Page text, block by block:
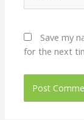
Save my
for the next